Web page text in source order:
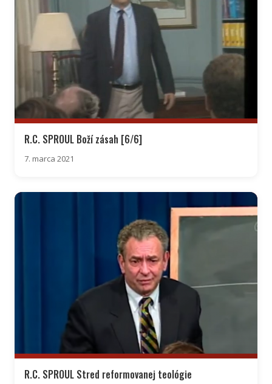
R.C. SPROUL Boží zásah [6/6]
7. marca 2021
R.C. SPROUL Stred reformovanej teológie